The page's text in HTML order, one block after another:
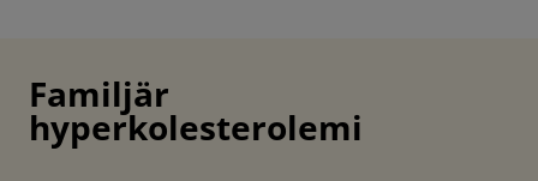
Familjär
hyperkolesterolemi